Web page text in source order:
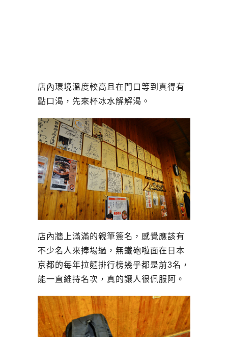
店內環境溫度較高且在門口等到真得有
點口渴，先來杯冰水解解渴。
店內牆上滿滿的親筆簽名，感覺應該有
不少名人來捧場過，無鐵砲啦面在日本
京都的每年拉麵排行榜幾乎都是前3名，
能一直維持名次，真的讓人很佩服阿。